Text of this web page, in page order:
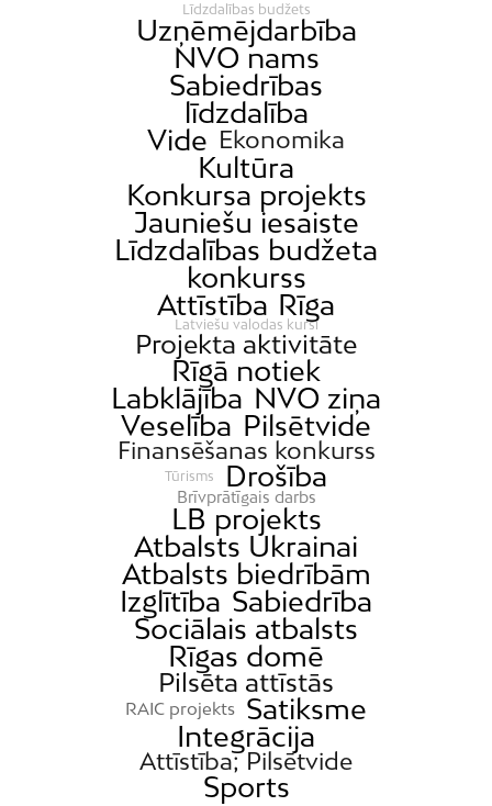
Līdzdalības budžets
Uzņēmējdarbība
NVO nams
Sabiedrības
līdzdalība
Vide Ekonomika
Kultūra
Konkursa projekts
Jauniešu iesaiste
Līdzdalības budžeta
konkurss
Attīstība Rīga
Latviešu valodas kursi
Projekta aktivitāte
Rīgā notiek
Labklājība NVO ziņa
Veselība Pilsētvide
Finansēšanas konkurss
Tūrisms Drošība
Brīvprātīgais darbs
LB projekts
Atbalsts Ukrainai
Atbalsts biedrībām
Izglītība Sabiedrība
Sociālais atbalsts
Rīgas domē
Pilsēta attīstās
RAIC projekts
Satiksme
Integrācija
Attīstība; Pilsētvide
Sports